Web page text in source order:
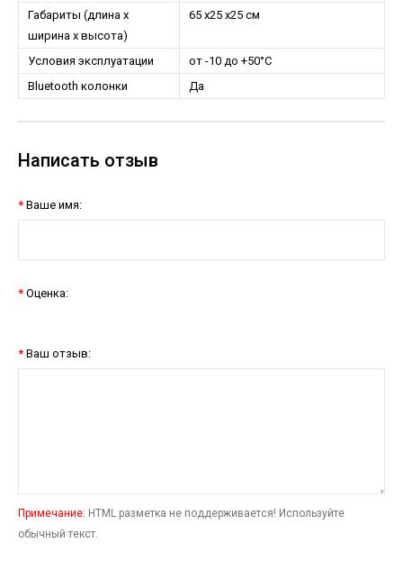
Габариты (длина х
ширина х высота)
65 х25 х25 см
Условия эксплуатации
от -10 до +50°С
Bluetooth колонки
Да
Написать отзыв
Ваше имя:
Оценка:
Ваш отзыв:
Примечание: HTML разметка не поддерживается! Используйте
обычный текст.